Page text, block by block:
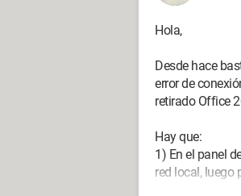
Hola,
Desde hace
error de
retirado Office
Hay que:
1) En el panel
red local, luego